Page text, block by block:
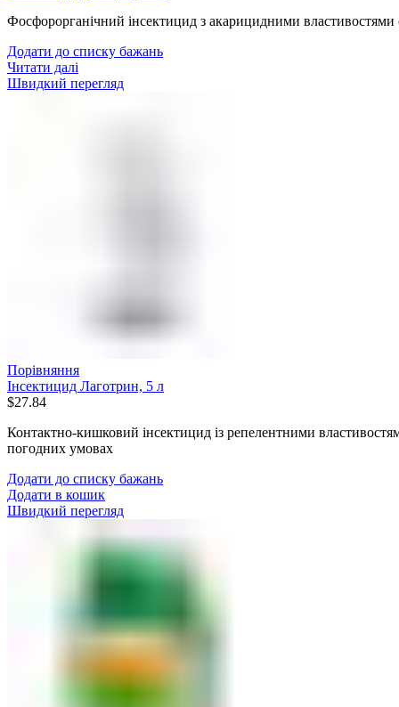
Фосфорорганічний інсектицид з акарицидними властивостями
Додати до списку бажань
Читати далі
Швидкий перегляд
Порівняння
Інсектицид Лаготрин, 5 л
$27.84
Контактно-кишковий інсектицид із репелентними
погодних умовах
Додати до списку бажань
Додати в кошик
Швидкий перегляд